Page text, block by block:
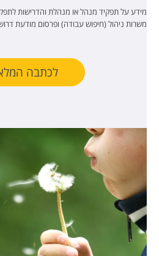
מידע על תפקיד מנהל או מנהלת והדרישות
משרות ניהול (חיפוש עבודה) ופרסום מודעת
לכתבה